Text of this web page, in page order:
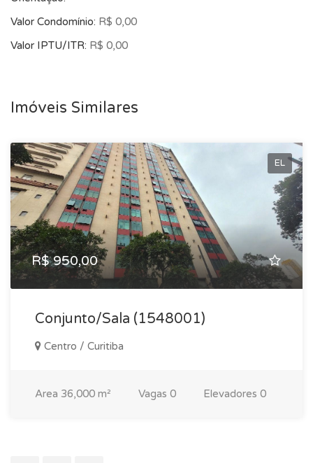
Valor Condomínio: R$ 0,00
Valor IPTU/ITR: R$ 0,00
Imóveis Similares
EL
R$ 950,00
Conjunto/Sala (1548001)
Centro / Curitiba
Area 36,000 m² Vagas 0 Elevadores 0